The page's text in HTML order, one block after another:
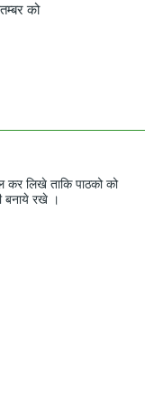
को
लिखे ताकि पाठको को
बनाये रखे ।